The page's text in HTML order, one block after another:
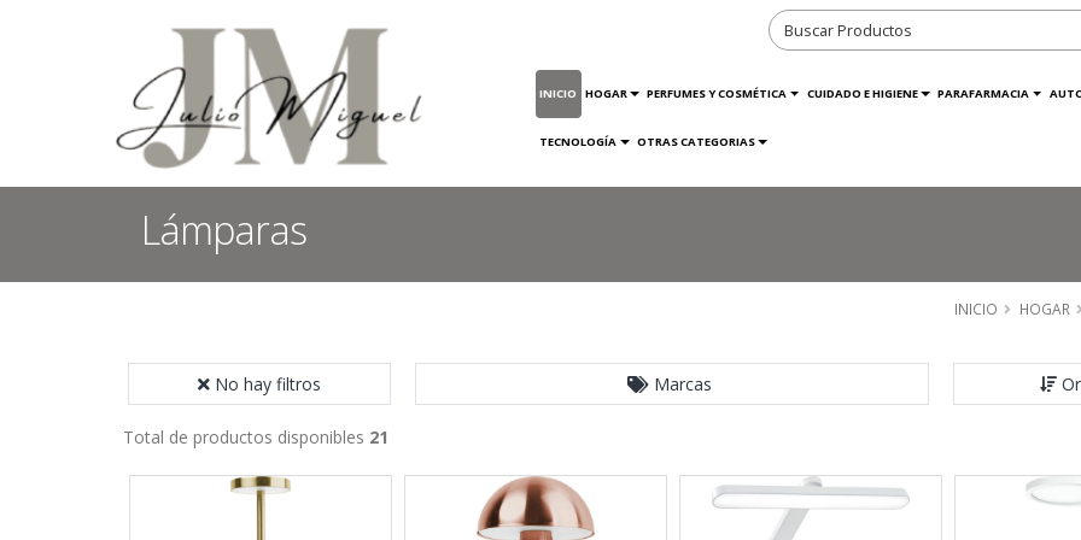
INICIO HOGAR PERFUMES Y COSMÉTICA CUIDADO E HIGIENE PARAFARMACIA
TECNOLOGÍA OTRAS CATEGORIAS
Lámparas
INICIO HOGAR
No hay filtros Marcas
Total de productos disponibles 21